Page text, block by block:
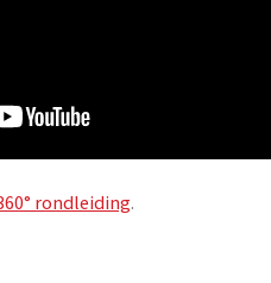
rondleiding.